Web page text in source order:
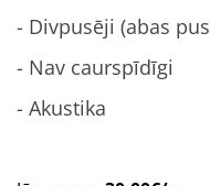
- Divpusēji (abas
- Nav caurspīdīgi
- Akustika